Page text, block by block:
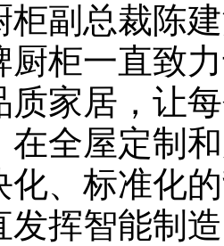
副总裁陈建
厨柜一直致
质家居，让
在全屋定制
化、标准化
发挥智能制